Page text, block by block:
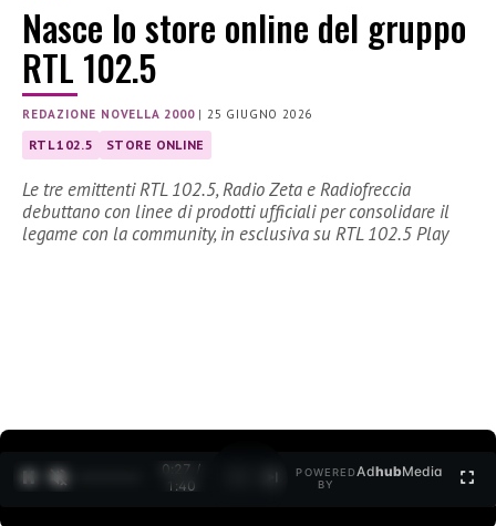
Nasce lo store online del gruppo
RTL 102.5
REDAZIONE NOVELLA 2000|25 GIUGNO 2026
RTL 102.5 STORE ONLINE
Le tre emittenti RTL 102.5, Radio Zeta e Radiofreccia
debuttano con linee di prodotti ufficiali per consolidare il
legame con la community, in esclusiva su RTL 102.5 Play
0:29 /
1:40
POWERED
BY
AdhubMedia